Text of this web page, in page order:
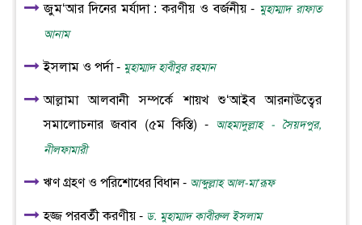
জুম‘আর দিনের মর্যাদা : করণীয় ও বর্জনীয় - মুহাম্মাদ রাফাত
আনাম
ইসলাম ও পর্দা - মুহাম্মাদ হাবীবুর রহমান
আল্লামা আলবানী সম্পর্কে শায়খ শু‘আইব আরনাঊত্বের
সমালোচনার জবাব (৫ম কিস্তি) - আহমাদুল্লাহ - সৈয়দপুর,
নীলফামারী
ঋণ গ্রহণ ও পরিশোধের বিধান - আব্দুল্লাহ আল-মা‘রূফ
হজ্জ পরবর্তী করণীয় - ড. মুহাম্মাদ কাবীরুল ইসলাম